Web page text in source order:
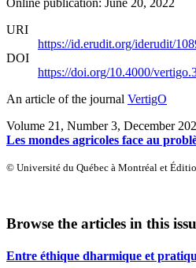
URI
https://id.erudit.org/iderudit/
DOI
https://doi.org/10.4000/
An article of the journal VertigO
Volume 21, Number 3, December
Les mondes agricoles face au
© Université du Québec à Montréal et
Browse the articles in this
Entre éthique dharmique et